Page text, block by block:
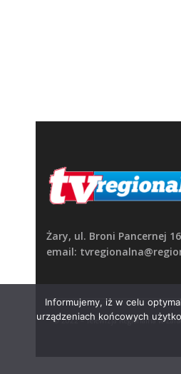
Żary, ul. Broni Pancernej 16
email:
© 2022 – Telewizja Regionalna w
Informujemy, iż w celu
urządzeniach końcowych